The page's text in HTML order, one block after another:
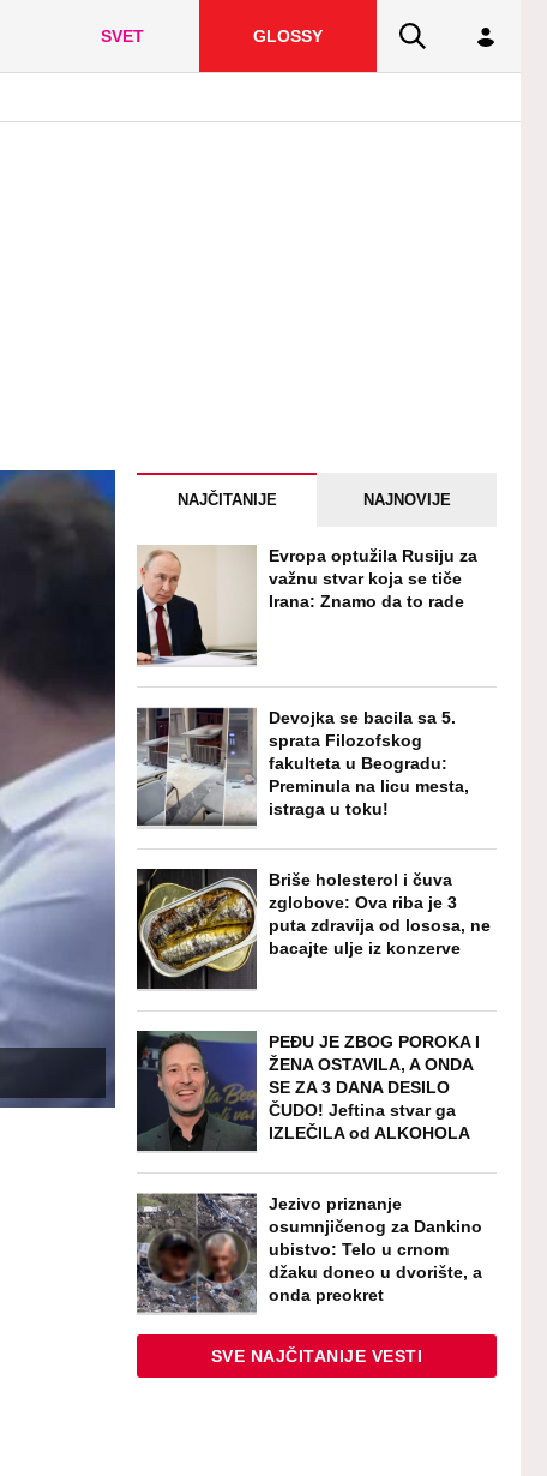
SVET GLOSSY
NAJČITANIJE NAJNOVIJE
Evropa optužila Rusiju za
važnu stvar koja se tiče
Irana: Znamo da to rade
Devojka se bacila sa 5.
sprata Filozofskog
fakulteta u Beogradu:
Preminula na licu mesta,
istraga u toku!
Briše holesterol i čuva
zglobove: Ova riba je 3
puta zdravija od lososa, ne
bacajte ulje iz konzerve
PEĐU JE ZBOG POROKA I
ŽENA OSTAVILA, A ONDA
SE ZA 3 DANA DESILO
ČUDO! Jeftina stvar ga
IZLEČILA od ALKOHOLA
Jezivo priznanje
osumnjičenog za Dankino
ubistvo: Telo u crnom
džaku doneo u dvorište, a
onda preokret
SVE NAJČITANIJE VESTI